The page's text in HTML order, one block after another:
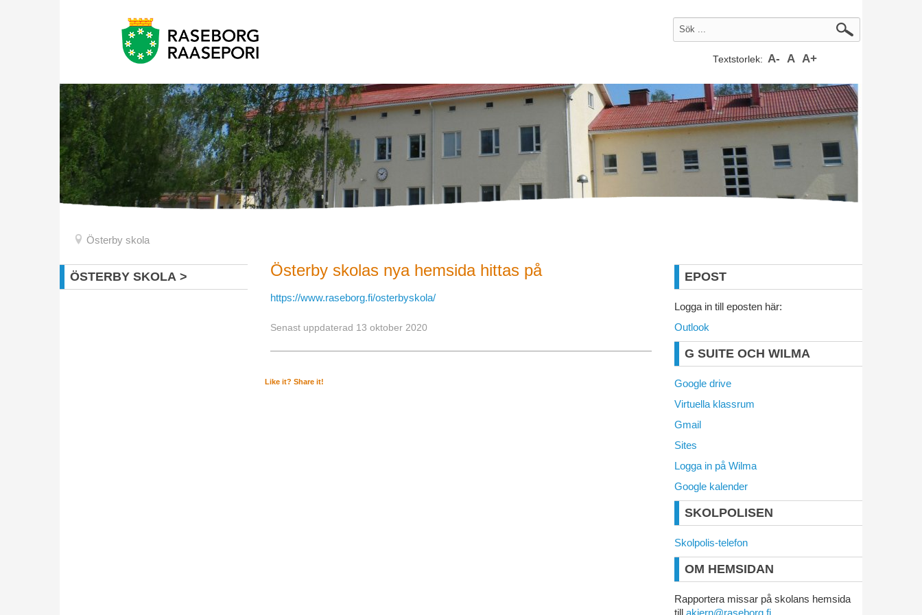
Textstorlek: A- A A+
Österby skola
ÖSTERBY SKOLA Österby skolas nya hemsida hittas på
https://www.raseborg.fi/osterbyskola/
Senast uppdaterad 13 oktober 2020
Like it? Share it!
EPOST
Logga in till eposten här:
Outlook
G SUITE OCH WILMA
Google drive
Virtuella klassrum
Gmail
Sites
Logga in på Wilma
Google kalender
SKOLPOLISEN
Skolpolis-telefon
OM HEMSIDAN
Rapportera missar på skolans hemsida
tillakjern@raseborg.fi